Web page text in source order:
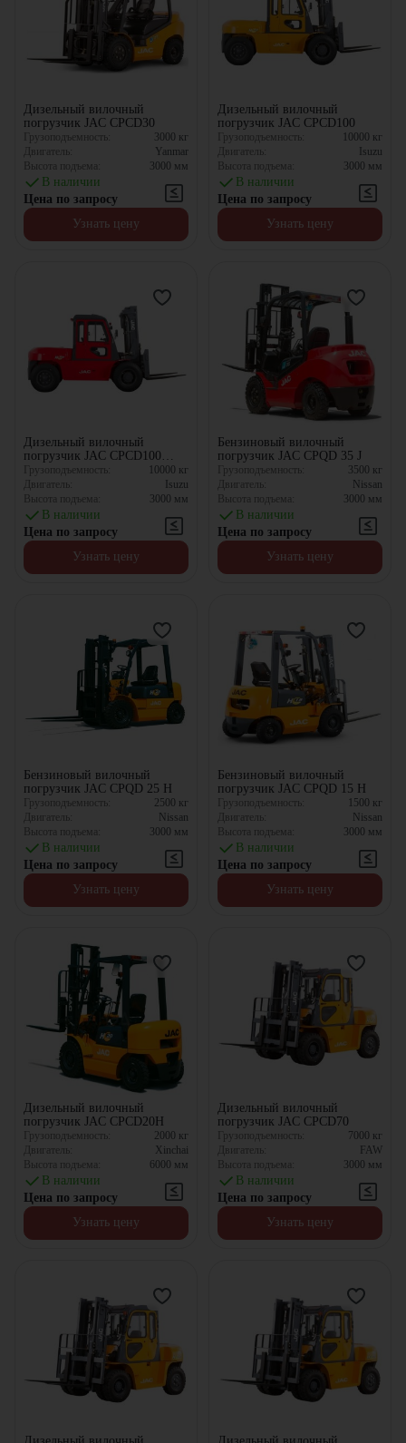
Дизельный вилочный
погрузчик JAC CPCD30
Грузоподъемность: 3000 кг
Двигатель:
Yanmar
Высота подъема:
3000 мм
В наличии
Цена по запросу
Узнать цену
Дизельный вилочный
погрузчик JAC CPCD100
Грузоподъемность: 10000 кг
Двигатель:
Isuzu
Высота подъема:
3000 мм
В наличии
Цена по запросу
Узнать цену
Дизельный вилочный
погрузчик JAC CPCD100
EURO
Грузоподъемность: 10000 кг
Двигатель:
Isuzu
Высота подъема:
3000 мм
В наличии
Цена по запросу
Узнать цену
Бензиновый вилочный
погрузчик JAC CPQD 35 J
Грузоподъемность: 3500 кг
Двигатель:
Nissan
Высота подъема:
3000 мм
В наличии
Цена по запросу
Узнать цену
Бензиновый вилочный
погрузчик JAC CPQD 25 H
Грузоподъемность: 2500 кг
Двигатель:
Nissan
Высота подъема:
3000 мм
В наличии
Цена по запросу
Узнать цену
Бензиновый вилочный
погрузчик JAC CPQD 15 H
Грузоподъемность: 1500 кг
Двигатель:
Nissan
Высота подъема:
3000 мм
В наличии
Цена по запросу
Узнать цену
Дизельный вилочный
погрузчик JAC CPCD20H
Грузоподъемность: 2000 кг
Двигатель:
Xinchai
Высота подъема:
6000 мм
В наличии
Цена по запросу
Узнать цену
Дизельный вилочный
погрузчик JAC CPCD70
Грузоподъемность: 7000 кг
Двигатель:
FAW
Высота подъема:
3000 мм
В наличии
Цена по запросу
Узнать цену